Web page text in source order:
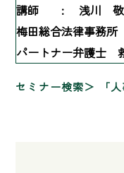
講師 :
浅川
梅田総合法律事務所
パートナー弁護士
セミナー検索 「